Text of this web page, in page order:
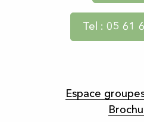
Tel : 05 61
Espace